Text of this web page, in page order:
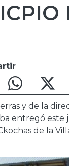
y de la
entregó este
de la